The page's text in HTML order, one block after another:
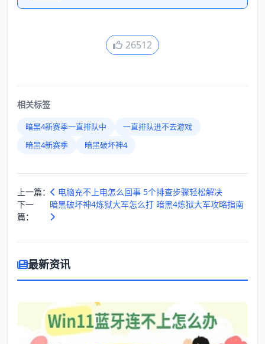
26512
相关标签
暗黑4新赛季一直排队中
一直排队进不去游戏
暗黑4新赛季
暗黑破坏神4
上一篇：
电脑充不上电怎么回事 5个排查步骤轻松解决
下一
篇：
暗黑破坏神4炼狱大军怎么打 暗黑4炼狱大军攻略指南
最新资讯